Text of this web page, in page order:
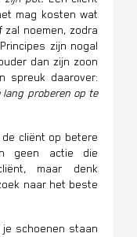
mag kosten wat
zal noemen, zodra
zijn nogal
dan zijn zoon
spreuk daarover:
proberen op te
cliënt op betere
geen actie die
maar denk
naar het beste
schoenen staan